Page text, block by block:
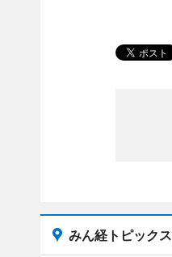
みん経トピックス